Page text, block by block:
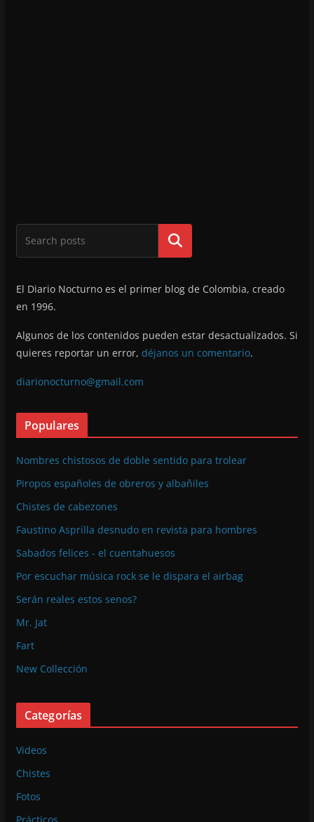
Buscar
El Diario Nocturno es el primer blog de Colombia, creado
en 1996.
Algunos de los contenidos pueden estar desactualizados. Si
quieres reportar un error, déjanos un comentario.
diarionocturno@gmail.com
Populares
Nombres chistosos de doble sentido para trolear
Piropos españoles de obreros y albañiles
Chistes de cabezones
Faustino Asprilla desnudo en revista para hombres
Sabados felices - el cuentahuesos
Por escuchar música rock se le dispara el airbag
Serán reales estos senos?
Mr. Jat
Fart
New Collección
Categorías
Videos
Chistes
Fotos